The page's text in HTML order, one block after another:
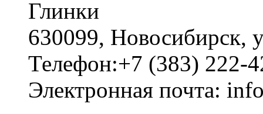
Глинки
630099, Новосибирск,
Телефон:+7 (383) 222-
Электронная почта: